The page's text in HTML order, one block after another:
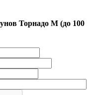
Торнадо М (до 100